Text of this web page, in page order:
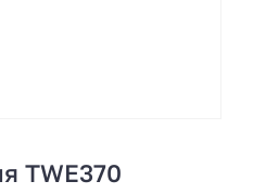
TWE370